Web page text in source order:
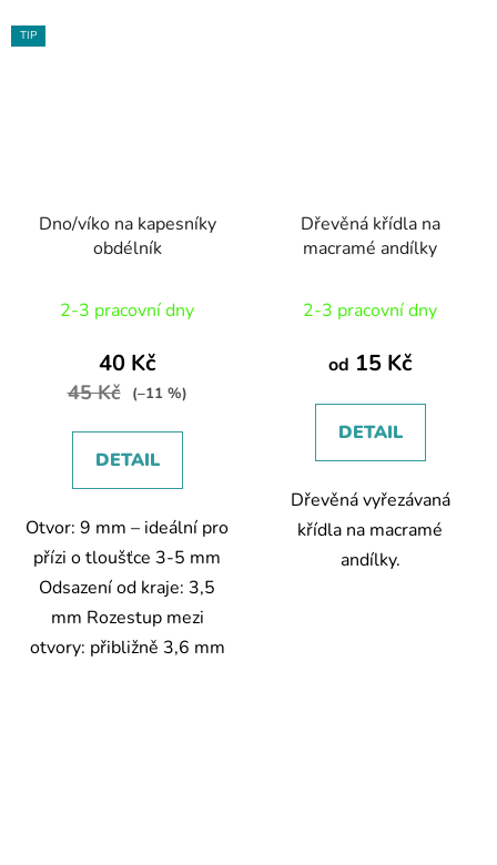
TIP
Dno/víko na kapesníky
obdélník
hodnocení
produktu
je
5
2-3 pracovní dny
40 Kč
45 Kč (–11 %)
DETAIL
Otvor: 9 mm – ideální pro
přízi o tloušťce 3-5 mm
Odsazení od kraje: 3,5
mm Rozestup mezi
otvory: přibližně 3,6 mm
Dřevěná křídla na
macramé andílky
2-3 pracovní dny
od 15 Kč
DETAIL
Dřevěná vyřezávaná
křídla na macramé
andílky.